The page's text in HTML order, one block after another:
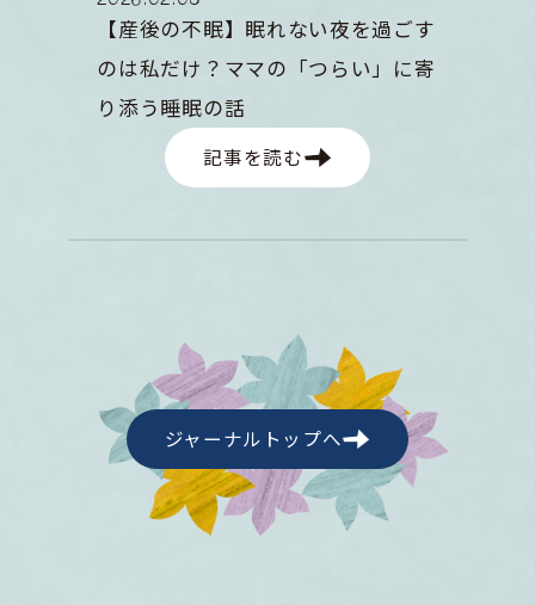
【産後の不眠】眠れない夜を過ごす
のは私だけ？ママの「つらい」に寄
り添う睡眠の話
記事を読む
ジャーナルトップへ